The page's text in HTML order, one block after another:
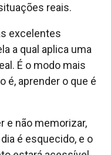
reais.
excelentes
a qual aplica uma
É o modo mais
é, aprender o que é
e não memorizar,
é esquecido, e o